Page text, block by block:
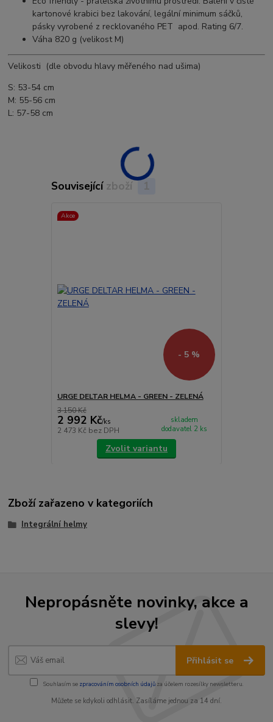
kartonové krabici bez lakování, legální minimum sáčků,
pásky vyrobené z recklovaného PET apod. Rating 6/7.
Váha 820 g (velikost M)
Velikosti (dle obvodu hlavy měřeného nad ušima)
S: 53-54 cm
M: 55-56 cm
L: 57-58 cm
Související zboží 1
Akce
- 5 %
URGE DELTAR HELMA - GREEN - ZELENÁ
3 150 Kč
2 992 Kč/ks
2 473 Kč bez DPH
skladem
dodavatel 2 ks
Zvolit variantu
Zboží zařazeno v kategoriích
Integrální helmy
Nepropásněte novinky, akce a
slevy!
Přihlásit se
Souhlasím se zpracováním osobních údajůza účelem rozesílky newsletteru.
Můžete se kdykoli odhlásit. Zasíláme jednou za 14 dní.